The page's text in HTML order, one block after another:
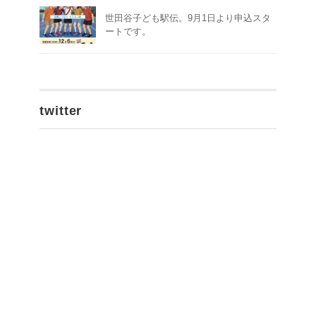
世田谷子ども駅伝。9月1日より申込スタ
ートです。
twitter